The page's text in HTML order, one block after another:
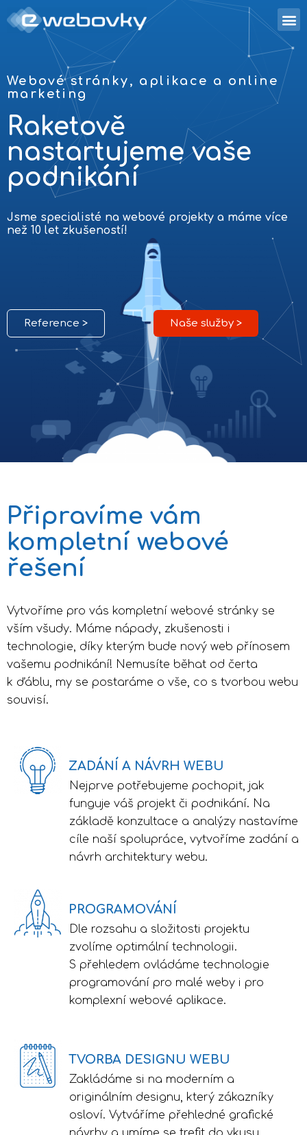
Webové stránky, aplikace a online
marketing
Raketově
nastartujeme vaše
podnikání
Jsme specialisté na webové projekty a máme více
než 10 let zkušeností!
Reference > Naše služby >
Připravíme vám
kompletní webové
řešení
Vytvoříme pro vás kompletní webové stránky se
vším všudy. Máme nápady, zkušenosti i
technologie, díky kterým bude nový web přínosem
vašemu podnikání! Nemusíte běhat od čerta
k ďáblu, my se postaráme o vše, co s tvorbou webu
souvisí.
ZADÁNÍ A NÁVRH WEBU
Nejprve potřebujeme pochopit, jak
funguje váš projekt či podnikání. Na
základě konzultace a analýzy nastavíme
cíle naší spolupráce, vytvoříme zadání a
návrh architektury webu.
PROGRAMOVÁNÍ
Dle rozsahu a složitosti projektu
zvolíme optimální technologii.
S přehledem ovládáme technologie
programování pro malé weby i pro
komplexní webové aplikace.
TVORBA DESIGNU WEBU
Zakládáme si na moderním a
originálním designu, který zákazníky
osloví. Vytváříme přehledné grafické